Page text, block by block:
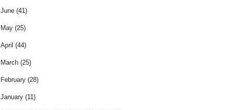
June (41)
May (25)
April (44)
March (25)
February (28)
January (11)